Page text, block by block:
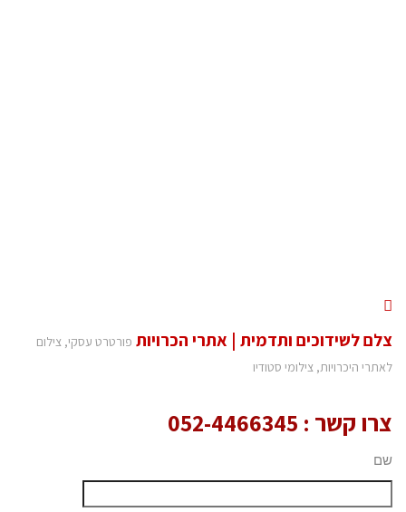
צלם לשידוכים ותדמית | אתרי הכרויות פורטרט עסקי, צילום
לאתרי היכרויות, צילומי סטודיו
צרו קשר : 052-4466345
שם